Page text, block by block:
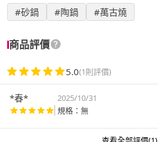
#砂鍋 #陶鍋 #萬古燒
商品評價
5.0(1則評價)
*春*
2025/10/31
規格：無